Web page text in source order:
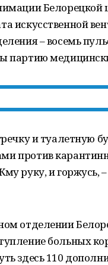
Белорецкой
искусственной
– восемь
партию
и туалетную
против
руку, и горжусь,
отделении
больных
здесь 110